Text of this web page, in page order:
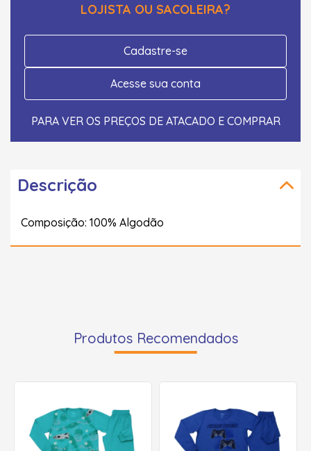
LOJISTA OU SACOLEIRA?
Cadastre-se
Acesse sua conta
PARA VER OS PREÇOS DE ATACADO E COMPRAR
Descrição
Composição: 100% Algodão
Produtos Recomendados